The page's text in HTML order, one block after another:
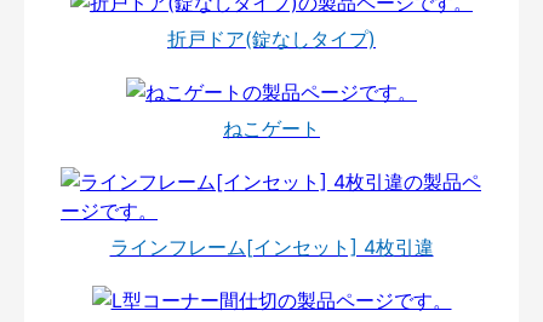
折戸ドア(錠なしタイプ)
ねこゲート
ラインフレーム[インセット] 4枚引違